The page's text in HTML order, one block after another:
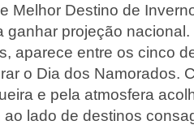
Melhor Destino de
ganhar projeção
aparece entre os cinco
o Dia dos Namorados.
e pela atmosfera
lado de destinos